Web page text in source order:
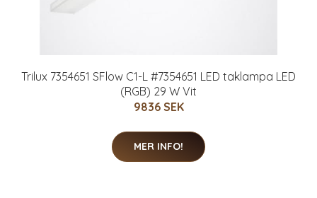
Trilux 7354651 SFlow C1-L #7354651 LED taklampa LED
(RGB) 29 W Vit
9836 SEK
MER INFO!